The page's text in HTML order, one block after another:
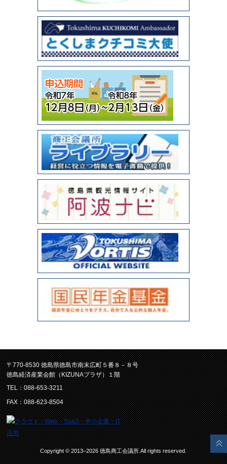
〒770-8530 徳島県徳島市南末広町５番８－８号
徳島経済産業会館（KIZUNAプラザ）１階
TEL：088-653-3211
FAX：088-623-8504
Copyright © 2013–2026 徳島商工会議所.All rights reserved.